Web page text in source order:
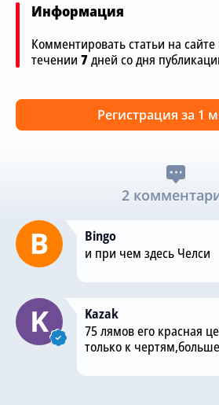
Информация
Комментировать статьи на
течении 7дней со дня
Регистрация за 1
2
Bingo
и при чем здесь Челси
Kazak
75 лямов его красная
только к